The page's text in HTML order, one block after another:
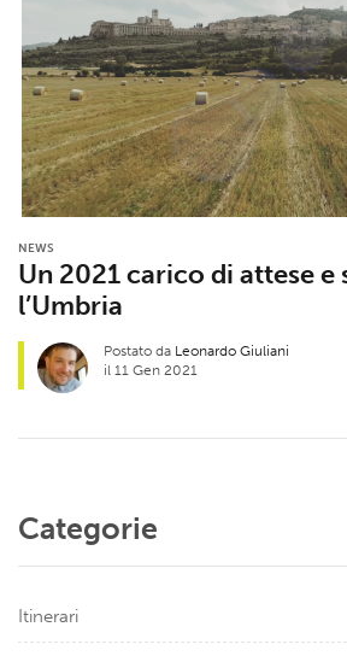
NEWS
Un 2021 carico di attese e
l’Umbria
Postato da Leonardo Giuliani
il 11 Gen 2021
Categorie
Itinerari